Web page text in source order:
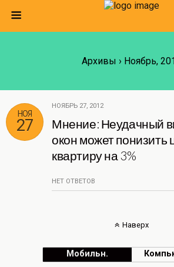
Архивы › Ноябрь,
НОЯ
27
НОЯБРЬ 27, 2012
Мнение: Неудачный
окон может понизить
квартиру на 3%
НЕТ ОТВЕТОВ
Наверх
Мобильн.